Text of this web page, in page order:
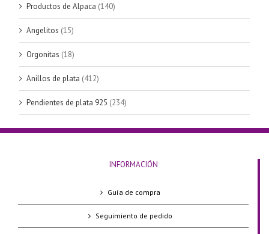
Productos de Alpaca (140)
Angelitos (15)
Orgonitas (18)
Anillos de plata (412)
Pendientes de plata 925 (234)
INFORMACIÓN
Guía de compra
Seguimiento de pedido